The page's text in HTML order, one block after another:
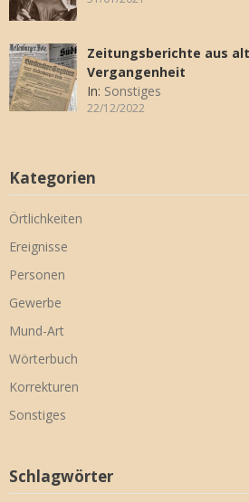
Zeitungsberichte aus
Vergangenheit
In: Sonstiges
22/12/2022
Kategorien
Örtlichkeiten
Ereignisse
Personen
Gewerbe
Mund-Art
Wörterbuch
Korrekturen
Sonstiges
Schlagwörter